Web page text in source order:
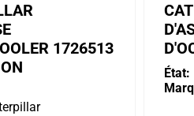
1726513
État: